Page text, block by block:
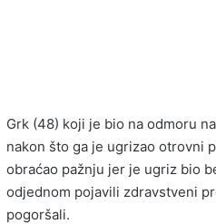
Grk (48) koji je bio na odmoru
nakon što ga je ugrizao otrovni
obraćao pažnju jer je ugriz bio
odjednom pojavili zdravstveni
pogoršali.